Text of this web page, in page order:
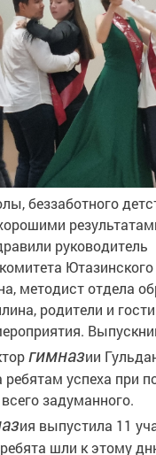
беззаботного
руководитель
методист отдела
родители и гости
гимназии
успеха при
задуманного.
ия выпустила 11
шли к этому